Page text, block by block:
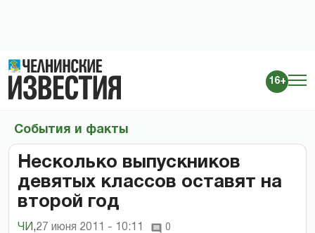
16+
События и факты
Несколько выпускников
девятых классов оставят на
второй год
ЧИ ,27 июня 2011 - 10:11 0